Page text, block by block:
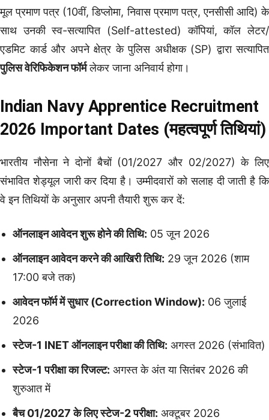
मूल प्रमाण पत्र (10वीं, डिप्लोमा, निवास प्रमाण पत्र, एनसीसी आदि) के
साथ उनकी स्व-सत्यापित (Self-attested) कॉपियां, कॉल लेटर/
एडमिट कार्ड और अपने क्षेत्र के पुलिस अधीक्षक (SP) द्वारा सत्यापित
पुलिस वेरिफिकेशन फॉर्मलेकर जाना अनिवार्य होगा।
Indian Navy Apprentice Recruitment
2026 Important Dates (महत्वपूर्ण तिथियां)
भारतीय नौसेना ने दोनों बैचों (01/2027 और 02/2027) के लिए
संभावित शेड्यूल जारी कर दिया है। उम्मीदवारों को सलाह दी जाती है कि
वे इन तिथियों के अनुसार अपनी तैयारी शुरू कर दें:
ऑनलाइन आवेदन शुरू होने की तिथि: 05 जून 2026
ऑनलाइन आवेदन करने की आखिरी तिथि: 29 जून 2026 (शाम
17:00 बजे तक)
आवेदन फॉर्म में सुधार (Correction Window): 06 जुलाई
2026
स्टेज-1 INET ऑनलाइन परीक्षा की तिथि: अगस्त 2026 (संभावित)
स्टेज-1 परीक्षा का रिजल्ट: अगस्त के अंत या सितंबर 2026 की
शुरुआत में
बैच 01/2027 के लिए स्टेज-2 परीक्षा: अक्टूबर 2026